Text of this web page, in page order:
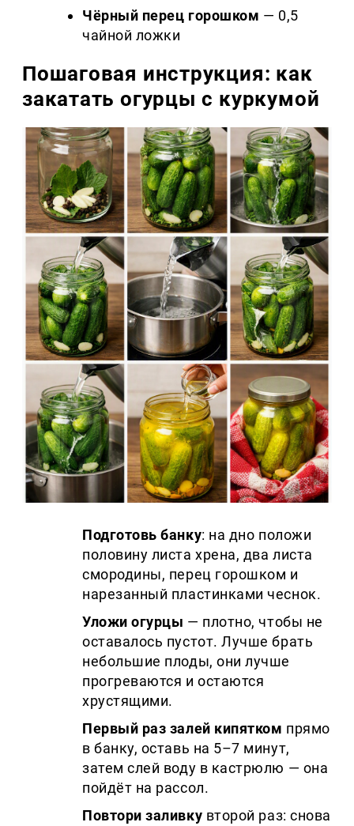
Чёрный перец горошком — 0,5
чайной ложки
Пошаговая инструкция: как
закатать огурцы с куркумой
Подготовь банку: на дно положи
половину листа хрена, два листа
смородины, перец горошком и
нарезанный пластинками чеснок.
Уложи огурцы — плотно, чтобы не
оставалось пустот. Лучше брать
небольшие плоды, они лучше
прогреваются и остаются
хрустящими.
Первый раз залей кипятком прямо
в банку, оставь на 5–7 минут,
затем слей воду в кастрюлю — она
пойдёт на рассол.
Повтори заливку второй раз: снова